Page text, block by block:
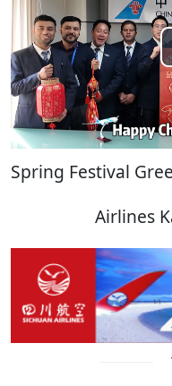
Spring Festival
Airlines